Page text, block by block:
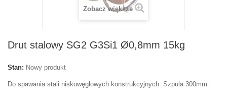
Zobacz większe
Drut stalowy SG2 G3Si1 Ø0,8mm 15kg
Stan: Nowy produkt
Do spawania stali niskowęglowych konstrukcyjnych. Szpula 300mm.